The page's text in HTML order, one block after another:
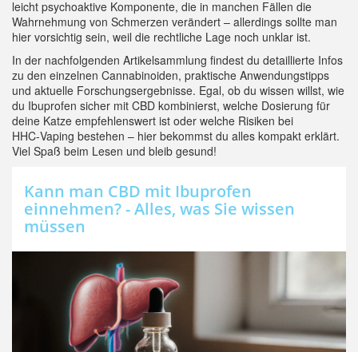
leicht psychoaktive Komponente, die in manchen Fällen die
Wahrnehmung von Schmerzen verändert – allerdings sollte man
hier vorsichtig sein, weil die rechtliche Lage noch unklar ist.
In der nachfolgenden Artikelsammlung findest du detaillierte Infos
zu den einzelnen Cannabinoiden, praktische Anwendungstipps
und aktuelle Forschungsergebnisse. Egal, ob du wissen willst, wie
du Ibuprofen sicher mit CBD kombinierst, welche Dosierung für
deine Katze empfehlenswert ist oder welche Risiken bei
HHC‑Vaping bestehen – hier bekommst du alles kompakt erklärt.
Viel Spaß beim Lesen und bleib gesund!
Kann man CBD mit Ibuprofen
einnehmen? - Alles, was Sie wissen
müssen